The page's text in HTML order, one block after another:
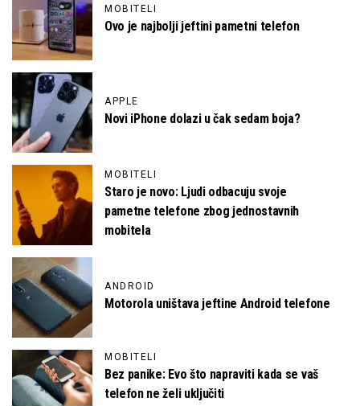
MOBITELI
Ovo je najbolji jeftini pametni telefon
APPLE
Novi iPhone dolazi u čak sedam boja?
MOBITELI
Staro je novo: Ljudi odbacuju svoje
pametne telefone zbog jednostavnih
mobitela
ANDROID
Motorola uništava jeftine Android telefone
MOBITELI
Bez panike: Evo što napraviti kada se vaš
telefon ne želi uključiti